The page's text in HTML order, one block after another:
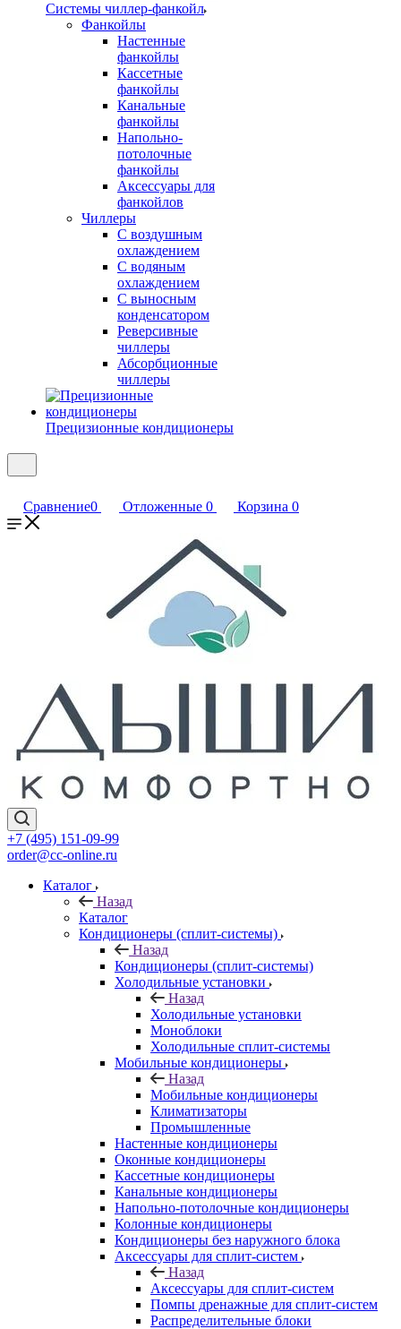
Системы чиллер-фанкойл
Фанкойлы
Настенные
фанкойлы
Кассетные
фанкойлы
Канальные
фанкойлы
Напольно-
потолочные
фанкойлы
Аксессуары для
фанкойлов
Чиллеры
С воздушным
охлаждением
С водяным
охлаждением
С выносным
конденсатором
Реверсивные
чиллеры
Абсорбционные
чиллеры
Прецизионные кондиционеры
Сравнение0 Отложенные 0 Корзина 0
+7 (495) 151-09-99
order@cc-online.ru
Каталог
Назад
Каталог
Кондиционеры (сплит-системы)
Назад
Кондиционеры (сплит-системы)
Холодильные установки
Назад
Холодильные установки
Моноблоки
Холодильные сплит-системы
Мобильные кондиционеры
Назад
Мобильные кондиционеры
Климатизаторы
Промышленные
Настенные кондиционеры
Оконные кондиционеры
Кассетные кондиционеры
Канальные кондиционеры
Напольно-потолочные кондиционеры
Колонные кондиционеры
Кондиционеры без наружного блока
Аксессуары для сплит-систем
Назад
Аксессуары для сплит-систем
Помпы дренажные для сплит-систем
Распределительные блоки